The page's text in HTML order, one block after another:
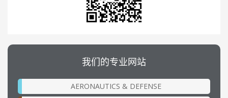
我们的专业网站
AERONAUTICS & DEFENSE